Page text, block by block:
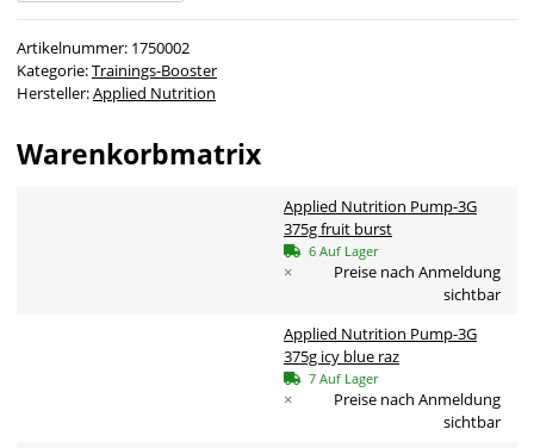
Artikelnummer: 1750002
Kategorie:Trainings-Booster
Hersteller:Applied Nutrition
Warenkorbmatrix
Applied Nutrition Pump-3G
375g fruit burst
6 Auf Lager
×
Preise nach Anmeldung
sichtbar
Applied Nutrition Pump-3G
375g icy blue raz
7 Auf Lager
×
Preise nach Anmeldung
sichtbar